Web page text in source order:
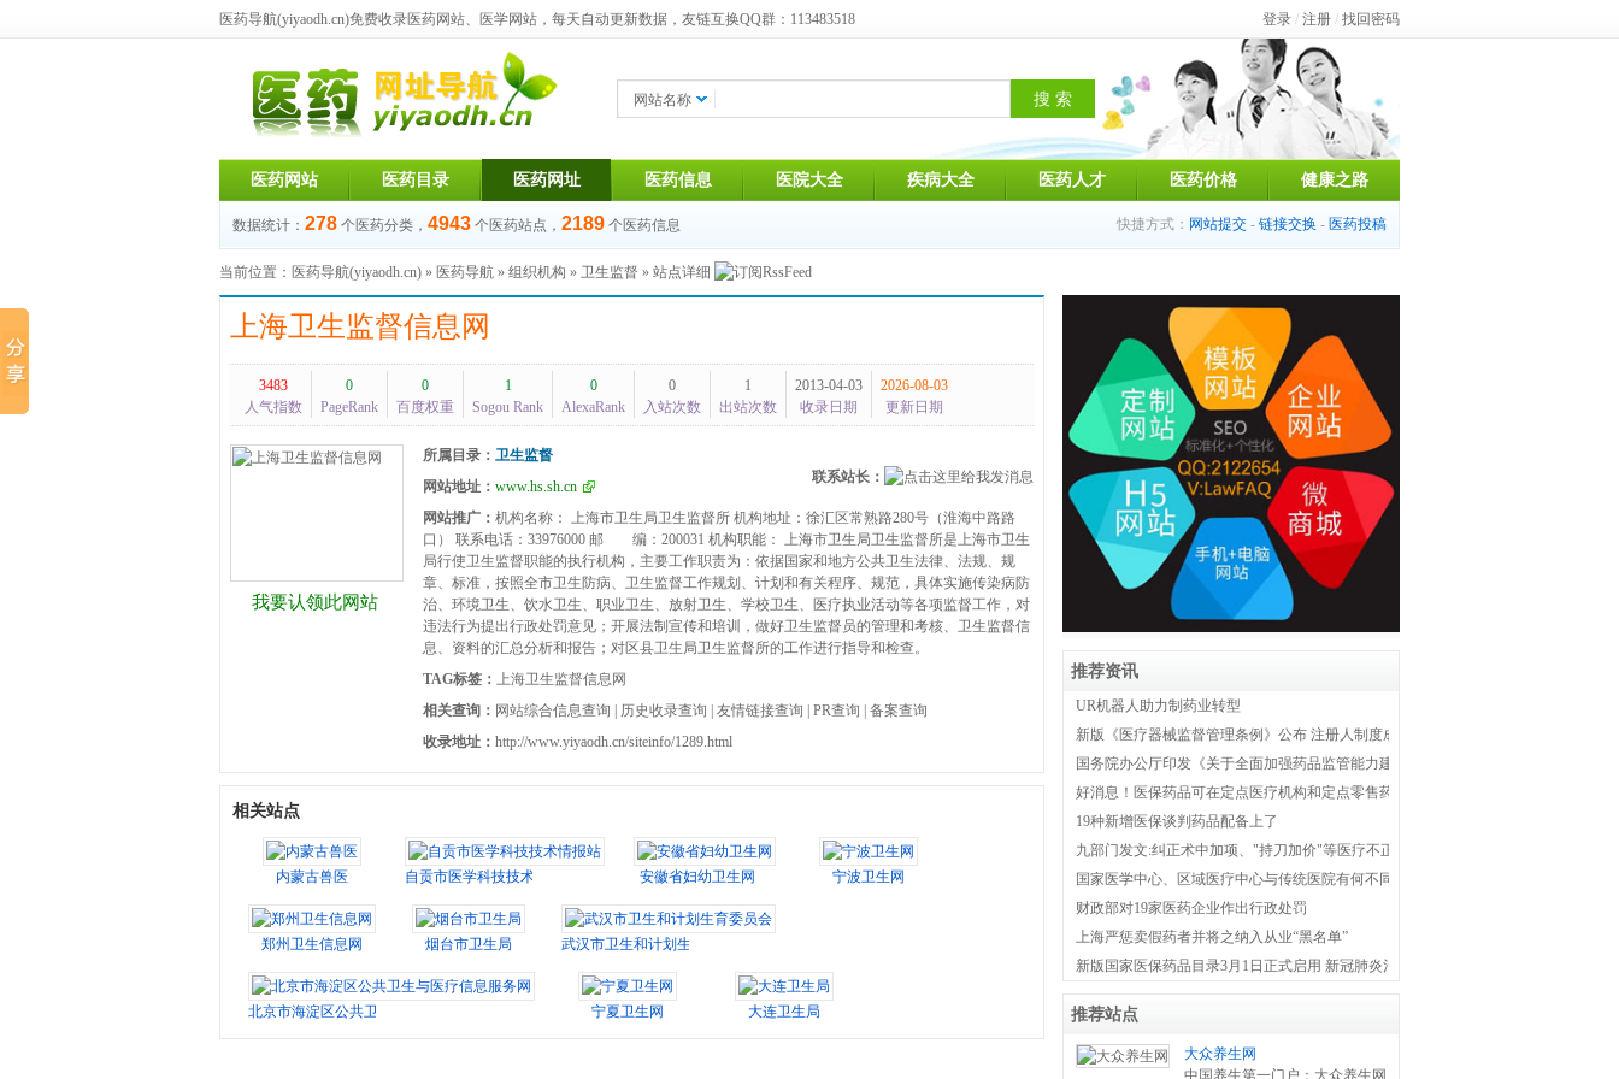
医药导航(yiyaodh.cn)免费收录医药网站、医学网站，每天自动更新数据，友链互换QQ群：113483518 登录 / 注册 / 找回密码
网站名称
医药网站 医药目录 医药网址 医药信息 医院大全 疾病大全 医药人才 医药价格 健康之路
数据统计： 278 个医药分类， 4943 个医药站点， 2189 个医药信息 快捷方式： 网站提交 - 链接交换 - 医药投稿
当前位置： 医药导航(yiyaodh.cn) » 医药导航 » 组织机构 » 卫生监督 » 站点详细
上海卫生监督信息网
3483
人气指数
0
PageRank
0
百度权重
1
Sogou Rank
0
AlexaRank
0
入站次数
1
出站次数
2013-04-03
收录日期
2026-08-03
更新日期
我要认领此网站
所属目录： 卫生监督
联系站长：
网站地址： www.hs.sh.cn
网站推广： 机构名称： 上海市卫生局卫生监督所 机构地址：徐汇区常熟路280号（淮海中路路
口） 联系电话：33976000 邮 编：200031 机构职能： 上海市卫生局卫生监督所是上海市卫生
局行使卫生监督职能的执行机构，主要工作职责为：依据国家和地方公共卫生法律、法规、规
章、标准，按照全市卫生防病、卫生监督工作规划、计划和有关程序、规范，具体实施传染病防
治、环境卫生、饮水卫生、职业卫生、放射卫生、学校卫生、医疗执业活动等各项监督工作，对
违法行为提出行政处罚意见；开展法制宣传和培训，做好卫生监督员的管理和考核、卫生监督信
息、资料的汇总分析和报告；对区县卫生局卫生监督所的工作进行指导和检查。
TAG标签： 上海卫生监督信息网
相关查询： 网站综合信息查询 历史收录查询 友情链接查询 PR查询
备案查询
收录地址： http://www.yiyaodh.cn/siteinfo/1289.html
相关站点
内蒙古兽医 自贡市医学科技技术情报站 安徽省妇幼卫生网 宁波卫生网
郑州卫生信息网 烟台市卫生局 武汉市卫生和计划生育委员会
北京市海淀区公共卫生与医疗信息服务网 宁夏卫生网 大连卫生局
推荐资讯
UR机器人助力制药业转型
新版《医疗器械监督管理条例》公布 注册人制度成为新监管体系主线
国务院办公厅印发《关于全面加强药品监管能力建设的实施意见》
好消息！医保药品可在定点医疗机构和定点零售药店双通道购买
19种新增医保谈判药品配备上了
九部门发文:纠正术中加项、"持刀加价"等医疗不正之风
国家医学中心、区域医疗中心与传统医院有何不同？国家卫健委权威解答！
财政部对19家医药企业作出行政处罚
上海严惩卖假药者并将之纳入从业“黑名单”
新版国家医保药品目录3月1日正式启用 新冠肺炎治疗药品全部纳入医保
推荐站点
大众养生网
中国养生第一门户：大众养生网